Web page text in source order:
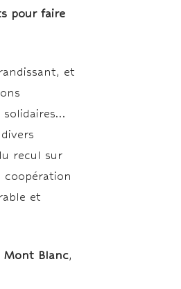
pour faire
et
solidaires…
recul sur
coopération
et
Mont Blanc,